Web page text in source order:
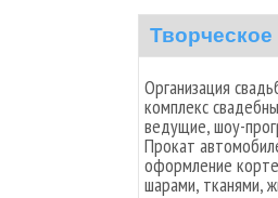
Организация
комплекс
ведущие, шоу-
Прокат
оформление
шарами, тканями,